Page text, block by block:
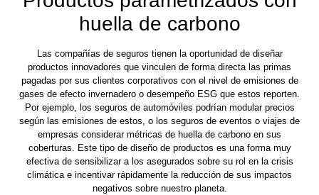
huella de carbono
Las compañías de seguros tienen la oportunidad de diseñar
productos innovadores que vinculen de forma directa las primas
pagadas por sus clientes corporativos con el nivel de emisiones de
gases de efecto invernadero o desempeño ESG que estos reporten.
Por ejemplo, los seguros de automóviles podrían modular precios
según las emisiones de estos, o los seguros de eventos o viajes de
empresas considerar métricas de huella de carbono en sus
coberturas. Este tipo de diseño de productos es una forma muy
efectiva de sensibilizar a los asegurados sobre su rol en la crisis
climática e incentivar rápidamente la reducción de sus impactos
negativos sobre nuestro planeta.